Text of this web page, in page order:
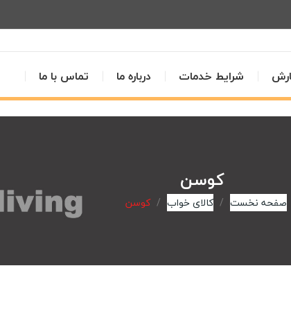
شرایط خدمات درباره ما تماس با ما
کوسن
صفحه نخست کالای خواب کوسن